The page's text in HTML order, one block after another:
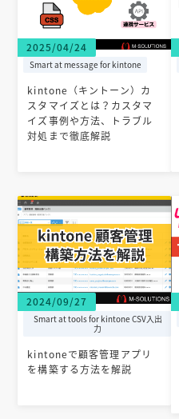
2025/04/24
Smart at message for kintone
kintone（キントーン）カ
スタマイズとは？カスタマ
イズ事例や方法、トラブル
対処まで徹底解説
2024/09/27
Smart at tools for kintone CSV入出
力
kintoneで顧客管理アプリ
を構築する方法を解説